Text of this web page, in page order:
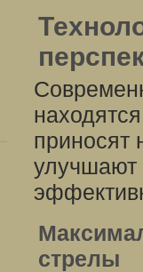
приносят
улучшают
стрелы